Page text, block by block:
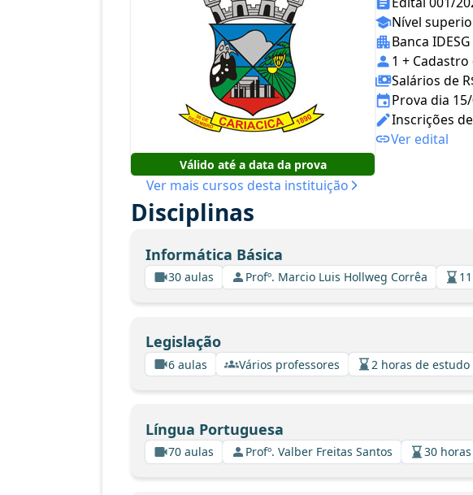
Válido até a data da prova
Ver mais cursos desta instituição
Nível
Banca IDESG
1 + Cadastro
Salários de
Prova dia
Inscrições
Ver edital
Disciplinas
Informática Básica
30 aulas Profº. Marcio Luis Hollweg Corrêa
Legislação
6 aulas Vários professores 2 horas de estudo
Língua Portuguesa
70 aulas Profº. Valber Freitas Santos 30